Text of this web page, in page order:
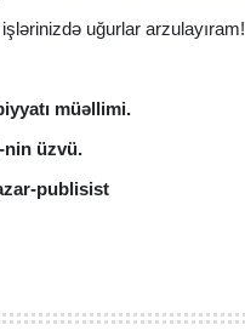
uğurlar arzulayıram!
müəllimi.
nin üzvü.
publisist